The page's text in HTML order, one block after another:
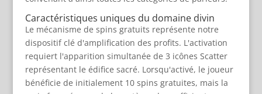
Caractéristiques uniques du domaine divin
Le mécanisme de spins gratuits représente notre
dispositif clé d'amplification des profits. L'activation
requiert l'apparition simultanée de 3 icônes Scatter
représentant le édifice sacré. Lorsqu'activé, le joueur
bénéficie de initialement 10 spins gratuites, mais la